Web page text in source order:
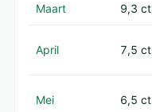
Maart 9,3 ct
April 7,5 ct
Mei 6,5 ct